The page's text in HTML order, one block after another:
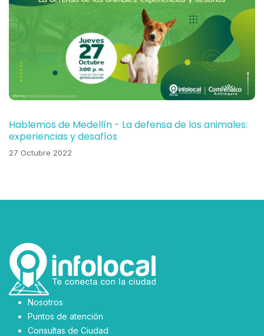
Hablemos de Medellín - La defensa de los animales:
experiencias y desafíos
27 Octubre 2022
Nosotros
Puntos de atención
Consultas de Ciudad